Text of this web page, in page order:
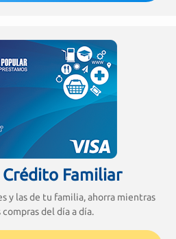
Familiar
y las de tu familia, ahorra mientras
del día a día.